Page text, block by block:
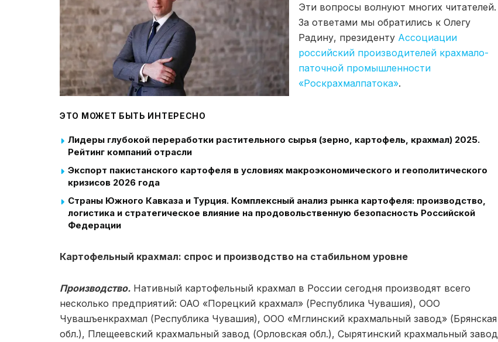
Эти вопросы волнуют многих читателей.
За ответами мы обратились к Олегу
Радину, президенту Ассоциации
российский производителей крахмало-
паточной промышленности
«Роскрахмалпатока».
ЭТО МОЖЕТ БЫТЬ ИНТЕРЕСНО
Лидеры глубокой переработки растительного сырья (зерно, картофель, крахмал) 2025.
Рейтинг компаний отрасли
Экспорт пакистанского картофеля в условиях макроэкономического и геополитического
кризисов 2026 года
Страны Южного Кавказа и Турция. Комплексный анализ рынка картофеля: производство,
логистика и стратегическое влияние на продовольственную безопасность Российской
Федерации
Картофельный крахмал: спрос и производство на стабильном уровне
Производство. Нативный картофельный крахмал в России сегодня производят всего
несколько предприятий: ОАО «Порецкий крахмал» (Республика Чувашия), ООО
Чувашъенкрахмал (Республика Чувашия), ООО «Мглинский крахмальный завод» (Брянская
обл.), Плещеевский крахмальный завод (Орловская обл.), Сырятинский крахмальный завод